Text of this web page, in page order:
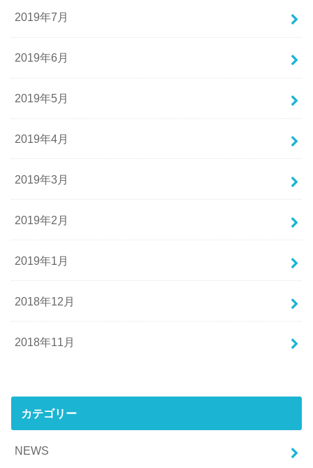
2019年7月
2019年6月
2019年5月
2019年4月
2019年3月
2019年2月
2019年1月
2018年12月
2018年11月
カテゴリー
NEWS